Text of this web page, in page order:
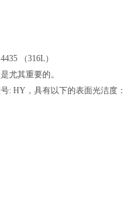
（316L）
尤其重要的。
: HY，具有以下的表面光洁度：